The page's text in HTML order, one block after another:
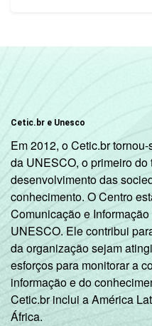
Cetic.br e Unesco
Em 2012, o Cetic.br
da UNESCO, o primeiro
desenvolvimento das
conhecimento. O Centro
Comunicação e
UNESCO. Ele contribui
da organização sejam
esforços para monitorar a
informação e do
Cetic.br inclui a América
África.